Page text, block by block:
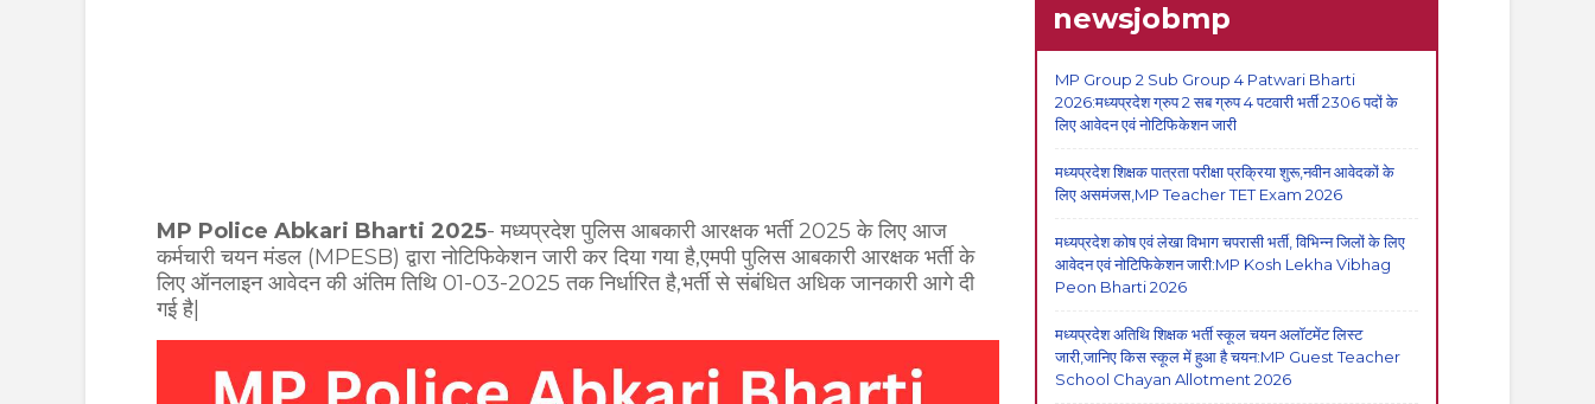
MP Police Abkari Bharti 2025- मध्यप्रदेश पुलिस आबकारी आरक्षक भर्ती 2025 के लिए आज
कर्मचारी चयन मंडल (MPESB) द्वारा नोटिफिकेशन जारी कर दिया गया है,एमपी पुलिस आबकारी आरक्षक भर्ती के
लिए ऑनलाइन आवेदन की अंतिम तिथि 01-03-2025 तक निर्धारित है,भर्ती से संबंधित अधिक जानकारी आगे दी
गई है|
newsjobmp
MP Group 2 Sub Group 4 Patwari Bharti
2026:मध्यप्रदेश ग्रुप 2 सब ग्रुप 4 पटवारी भर्ती 2306 पदों के
लिए आवेदन एवं नोटिफिकेशन जारी
मध्यप्रदेश शिक्षक पात्रता परीक्षा प्रक्रिया शुरू,नवीन आवेदकों के
लिए असमंजस,MP Teacher TET Exam 2026
मध्यप्रदेश कोष एवं लेखा विभाग चपरासी भर्ती, विभिन्न जिलों के लिए
आवेदन एवं नोटिफिकेशन जारी:MP Kosh Lekha Vibhag
Peon Bharti 2026
मध्यप्रदेश अतिथि शिक्षक भर्ती स्कूल चयन अलॉटमेंट लिस्ट
जारी,जानिए किस स्कूल में हुआ है चयन:MP Guest Teacher
School Chayan Allotment 2026